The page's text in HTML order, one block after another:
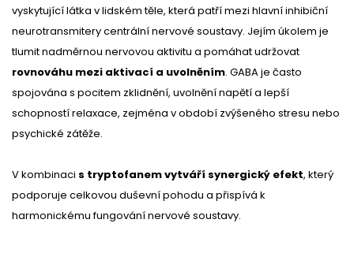
vyskytující látka v lidském těle, která patří mezi hlavní inhibiční
neurotransmitery centrální nervové soustavy. Jejím úkolem je
tlumit nadměrnou nervovou aktivitu a pomáhat udržovat
rovnováhu mezi aktivací a uvolněním. GABA je často
spojována s pocitem zklidnění, uvolnění napětí a lepší
schopností relaxace, zejména v období zvýšeného stresu nebo
psychické zátěže.
V kombinaci s tryptofanem vytváří synergický efekt, který
podporuje celkovou duševní pohodu a přispívá k
harmonickému fungování nervové soustavy.